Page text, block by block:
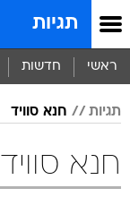
תגיות
ראשי חדשות
תגיות חנא סוויד
חנא סוויד